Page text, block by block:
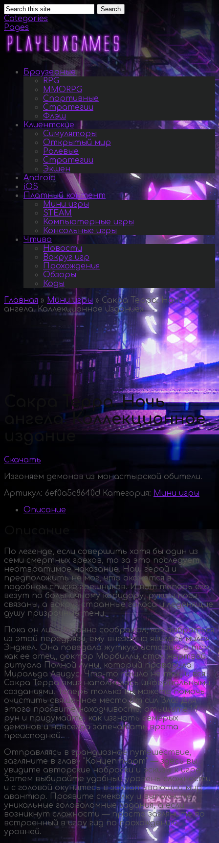
Search
Categories
Pages
Браузерные
RPG
MMORPG
Спортивные
Стратегии
Флэш
Клиентские
Симуляторы
Открытый мир
Ролевые
Стратегии
Экшен
Android
iOS
Платный контент
Мини игры
STEAM
Компьютерные игры
Консольные игры
Чтиво
Новости
Вокруг игр
Прохождения
Обзоры
Коды
Главная » Мини игры » Сакра Терра. Ночь
ангела. Коллекционное издание»
Сакра Терра. Ночь
ангела. Коллекционное
Скачать
Изгоняем демонов из монастырской обители.
Артикул: 6ef0a5c8640d Категория: Мини игры
Описание
По легенде, если совершить хотя бы один из
семи смертных грехов, то за это последует
неотвратимое наказание. Наш герой и
предположить не мог, что окажется в
подобном списке грешников. И вот теперь его
везут по больничному коридору, руки и ноги
связаны, а вокруг странные голоса и леденящие
душу призрачные тени.
Пока он лихорадочно соображал, как выбраться
из этой передряги, ему внезапно явилась милая
Энджел. Она поведала жуткую историю о том,
как ее отец, доктор Морбилли, стал жертвой
ритуала Полной Луны, который проводила
Миральда Авидус. Что-то пошло не так, и вся
Сакра Терра вмиг наполнилась инфернальными
созданиями. Теперь только вы можете помочь
очистить священное место от сил Зла! Для
этого проявите находчивость, отыщите 14
рун и придумайте, как изгнать семерых
демонов и навсегда запечатать врата
преисподней.
Отправляясь в грандиозное путешествие,
загляните в главу " Концепт-арт" — здесь вы
увидите авторские наброски и эскизы к игре.
Затем выбирайте удобный уровень сложности
и с головой окунитесь в захватывающий мир
авантюр. Проявите смекалку и выполните
уникальные головоломные задания, а если
возникнут сложности — просто загляните во
встроенный в игру гид по прохождению
уровней.